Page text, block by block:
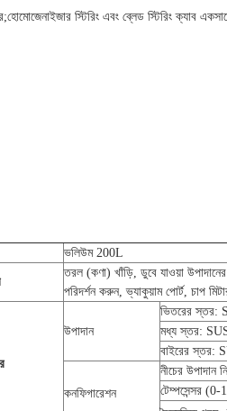
স্টিরিং এবং ব্লেড স্টিরিং
ভলিউম 200L
তরল (কণা) খাঁড়ি, ডুবে যাওয়া
পরিদর্শন করুন, ভ্যাকুয়াম পোর্ট, চাপ
উপাদান
ভিতরের স্তর:
মধ্য স্তর:
বাইরের স্তর:
কনফিগারেশন
নীচের
টেম্পসেন্সর